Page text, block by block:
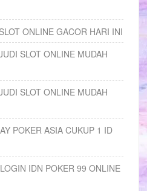
ONLINE GACOR HARI INI
SLOT ONLINE MUDAH
SLOT ONLINE MUDAH
POKER ASIA CUKUP 1 ID
IDN POKER 99 ONLINE